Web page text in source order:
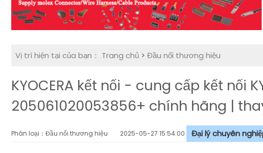
Vị trí hiện tại của bạn： Trang chủ > Đầu nối thương hiệu
KYOCERA kết nối - cung cấp kết nối
205061020053856+ chính hãng |
Phân loại：Đầu nối thương hiệu 2025-05-27 15:54:00 Đại lý chuyên